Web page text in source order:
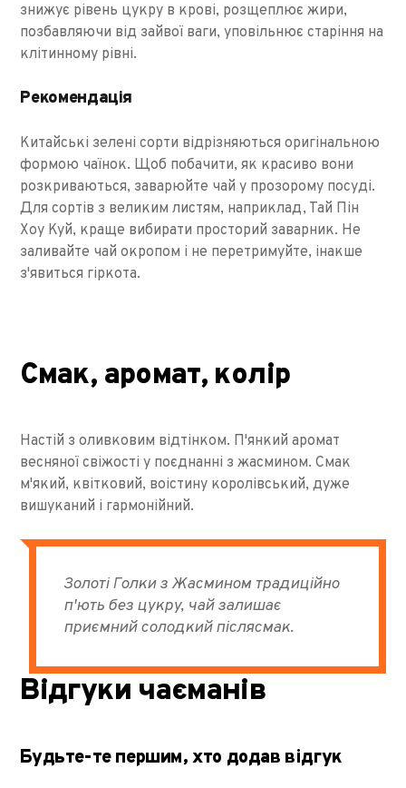
знижує рівень цукру в крові, розщеплює жири,
позбавляючи від зайвої ваги, уповільнює старіння на
клітинному рівні.
Рекомендація
Китайські зелені сорти відрізняються оригінальною
формою чаїнок. Щоб побачити, як красиво вони
розкриваються, заварюйте чай у прозорому посуді.
Для сортів з великим листям, наприклад, Тай Пін
Хоу Куй, краще вибирати просторий заварник. Не
заливайте чай окропом і не перетримуйте, інакше
з'явиться гіркота.
Смак, аромат, колір
Настій з оливковим відтінком. П'янкий аромат
весняної свіжості у поєднанні з жасмином. Смак
м'який, квітковий, воістину королівський, дуже
вишуканий і гармонійний.
Золоті Голки з Жасмином традиційно
п'ють без цукру, чай залишає
приємний солодкий післясмак.
Відгуки чаєманів
Будьте-те першим, хто додав відгук